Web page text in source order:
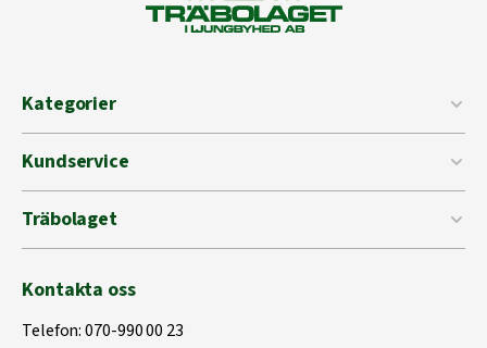
Kategorier
Kundservice
Träbolaget
Kontakta oss
Telefon:070-990 00 23